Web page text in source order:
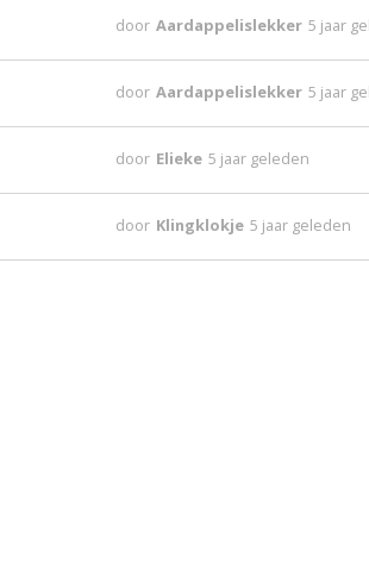
door Aardappelislekker 5 jaar
door Aardappelislekker 5 jaar
door Elieke 5 jaar geleden
door Klingklokje 5 jaar geleden